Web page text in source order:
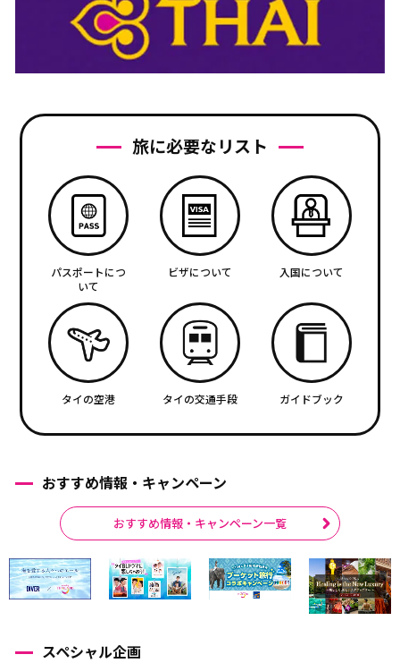
旅に必要なリスト
パスポートにつ
いて
ビザについて 入国について
タイの空港 タイの交通手段 ガイドブック
おすすめ情報・キャンペーン
おすすめ情報・キャンペーン一覧
スペシャル企画